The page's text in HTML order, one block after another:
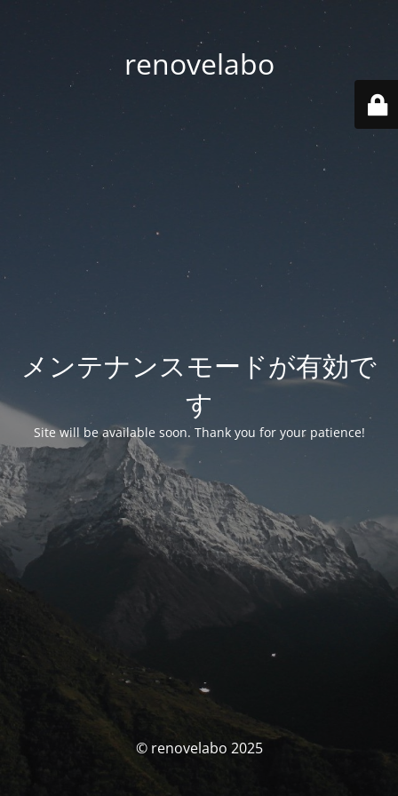
renovelabo
メンテナンスモードが有効で
す
Site will be available soon. Thank you for your patience!
© renovelabo 2025